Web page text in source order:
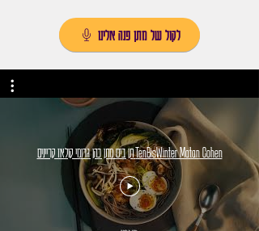
לקול של מתן פנה אלינו
TenBisWinter Matan Cohen תן ביס מתן כהן גרומי קולאז קריינים